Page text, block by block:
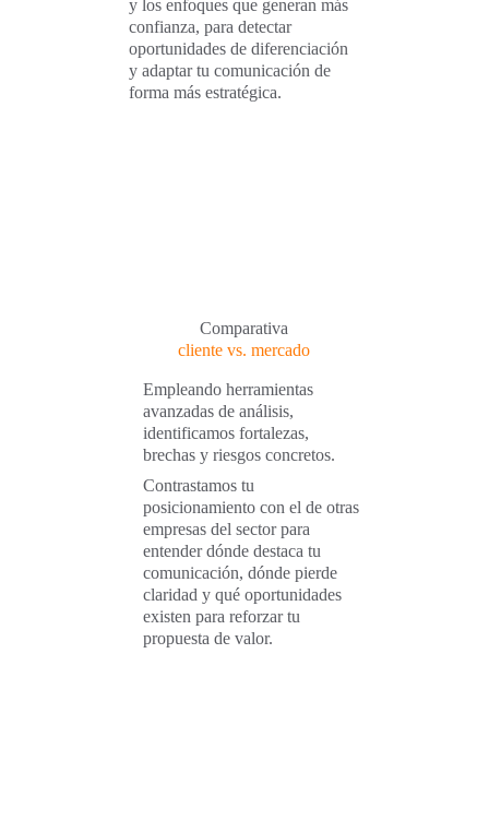
y los enfoques que generan más
confianza, para detectar
oportunidades de diferenciación
y adaptar tu comunicación de
forma más estratégica.
Empleando herramientas
avanzadas de análisis,
identificamos fortalezas,
brechas y riesgos concretos.
Contrastamos tu
posicionamiento con el de otras
empresas del sector para
entender dónde destaca tu
comunicación, dónde pierde
claridad y qué oportunidades
existen para reforzar tu
propuesta de valor.
Comparativa
cliente vs. mercado